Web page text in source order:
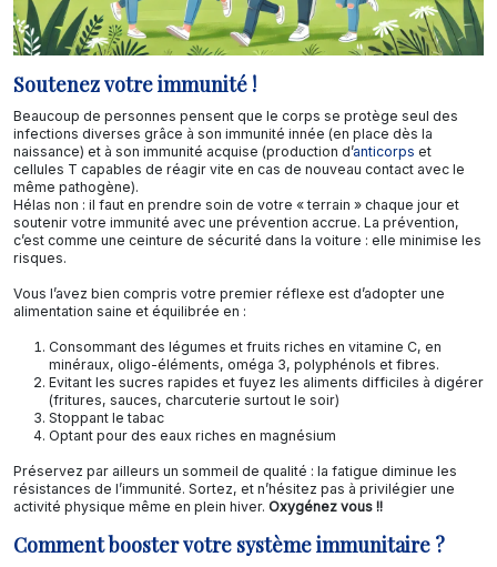
Soutenez votre immunité !
Beaucoup de personnes pensent que le corps se protège seul des
infections diverses grâce à son immunité innée (en place dès la
naissance) et à son immunité acquise (production d’anticorps et
cellules T capables de réagir vite en cas de nouveau contact avec le
même pathogène).
Hélas non : il faut en prendre soin de votre « terrain » chaque jour et
soutenir votre immunité avec une prévention accrue. La prévention,
c’est comme une ceinture de sécurité dans la voiture : elle minimise les
risques.
Vous l’avez bien compris votre premier réflexe est d’adopter une
alimentation saine et équilibrée en :
Consommant des légumes et fruits riches en vitamine C, en
minéraux, oligo-éléments, oméga 3, polyphénols et fibres.
Evitant les sucres rapides et fuyez les aliments difficiles à digérer
(fritures, sauces, charcuterie surtout le soir)
Stoppant le tabac
Optant pour des eaux riches en magnésium
Préservez par ailleurs un sommeil de qualité : la fatigue diminue les
résistances de l’immunité. Sortez, et n’hésitez pas à privilégier une
activité physique même en plein hiver. Oxygénez vous !!
Comment booster votre système immunitaire ?